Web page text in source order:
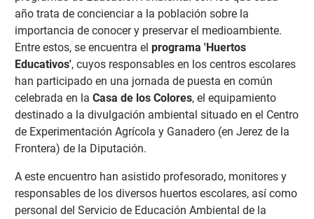
año trata de concienciar a la población sobre la
importancia de conocer y preservar el medioambiente.
Entre estos, se encuentra el programa 'Huertos
Educativos', cuyos responsables en los centros escolares
han participado en una jornada de puesta en común
celebrada en la Casa de los Colores, el equipamiento
destinado a la divulgación ambiental situado en el Centro
de Experimentación Agrícola y Ganadero (en Jerez de la
Frontera) de la Diputación.
A este encuentro han asistido profesorado, monitores y
responsables de los diversos huertos escolares, así como
personal del Servicio de Educación Ambiental de la